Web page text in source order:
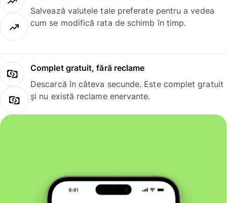
Salvează valutele tale preferate pentru a vedea
cum se modifică rata de schimb în timp.
Complet gratuit, fără reclame
Descarcă în câteva secunde. Este complet gratuit
și nu există reclame enervante.